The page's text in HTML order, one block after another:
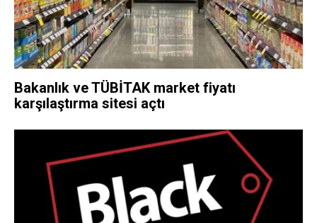
Bakanlık ve TÜBİTAK market fiyatı
karşılaştırma sitesi açtı